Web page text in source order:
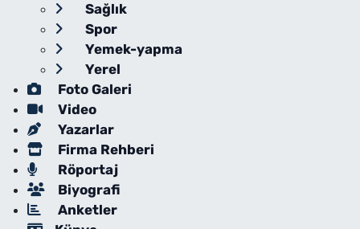
Sağlık
Spor
Yemek-yapma
Yerel
Foto Galeri
Video
Yazarlar
Firma Rehberi
Röportaj
Biyografi
Anketler